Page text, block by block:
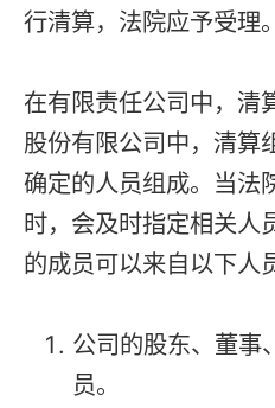
行清算，法院应予受理。
在有限责任公司中，清
股份有限公司中，清算
确定的人员组成。当法
时，会及时指定相关人
的成员可以来自以下人
公司的股东、董事
员。